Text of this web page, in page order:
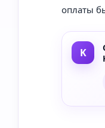
оплаты